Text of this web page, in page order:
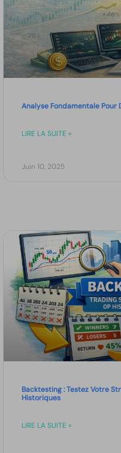
Analyse Fondamentale Pour
LIRE LA SUITE »
Juin 10, 2025
Backtesting : Testez Votre
Historiques
LIRE LA SUITE »